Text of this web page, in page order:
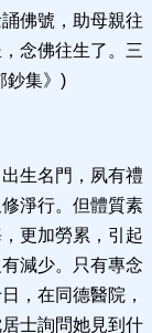
佛號，助母親往
念佛往生了。三
鈔集》)
生名門，夙有禮
淨行。但體質素
更加勞累，引起
減少。只有專念
，在同德醫院，
士詢問她見到什